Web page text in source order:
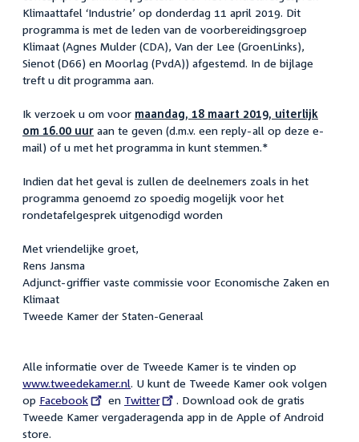
Klimaattafel ‘Industrie’ op donderdag 11 april 2019. Dit
programma is met de leden van de voorbereidingsgroep
Klimaat (Agnes Mulder (CDA), Van der Lee (GroenLinks),
Sienot (D66) en Moorlag (PvdA)) afgestemd. In de bijlage
treft u dit programma aan.
Ik verzoek u om voor maandag, 18 maart 2019, uiterlijk
om 16.00 uur aan te geven (d.m.v. een reply-all op deze e-
mail) of u met het programma in kunt stemmen.*
Indien dat het geval is zullen de deelnemers zoals in het
programma genoemd zo spoedig mogelijk voor het
rondetafelgesprek uitgenodigd worden
Met vriendelijke groet,
Rens Jansma
Adjunct-griffier vaste commissie voor Economische Zaken en
Klimaat
Tweede Kamer der Staten-Generaal
Alle informatie over de Tweede Kamer is te vinden op
www.tweedekamer.nl. U kunt de Tweede Kamer ook volgen
op External
link:
Facebook en External
link:
Twitter
. Download ook de gratis
Tweede Kamer vergaderagenda app in de Apple of Android
store.